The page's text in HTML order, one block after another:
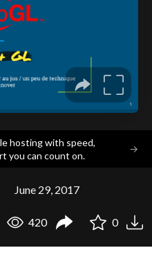
hosting with speed,
you can count on.
→
June 29, 2017
420 0